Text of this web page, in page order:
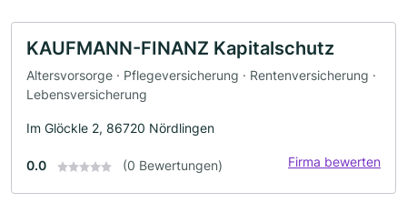
KAUFMANN-FINANZ Kapitalschutz
Altersvorsorge · Pflegeversicherung · Rentenversicherung ·
Lebensversicherung
Im Glöckle 2, 86720 Nördlingen
0.0 (0 Bewertungen) Firma bewerten